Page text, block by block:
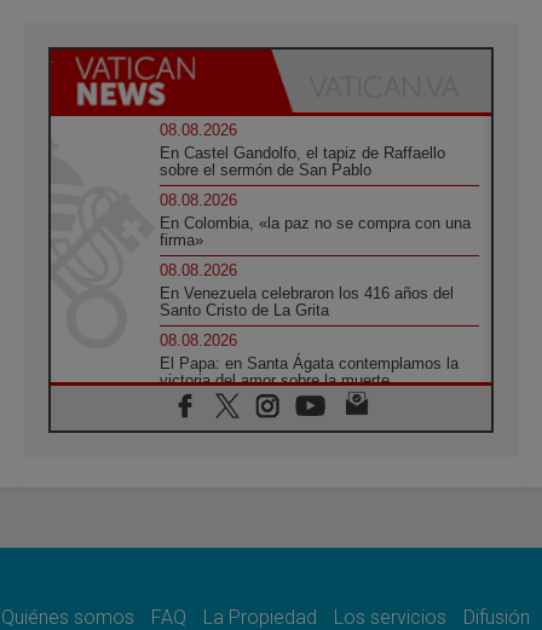
08.08.2026
En Castel Gandolfo, el tapiz de Raffaello
sobre el sermón de San Pablo
08.08.2026
En Colombia, «la paz no se compra con una
firma»
08.08.2026
En Venezuela celebraron los 416 años del
Santo Cristo de La Grita
08.08.2026
El Papa: en Santa Ágata contemplamos la
victoria del amor sobre la muerte
08.08.2026
León XIV visitará el Santuario de la Madre
07.08.2026
07.08.2026
Quiénes somos FAQ La Propiedad Los servicios Difusión